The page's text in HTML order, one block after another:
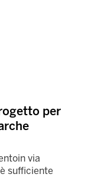
per
via
sufficiente